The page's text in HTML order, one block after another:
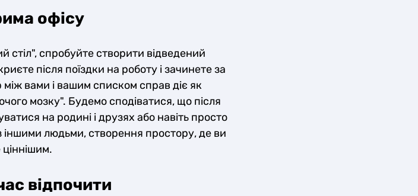
офісу
стіл", спробуйте створити відведений
після поїздки на роботу і зачинете за
вами і вашим списком справ діє як
мозку". Будемо сподіватися, що після
на родині і друзях або навіть просто
іншими людьми, створення простору, де ви
відпочити